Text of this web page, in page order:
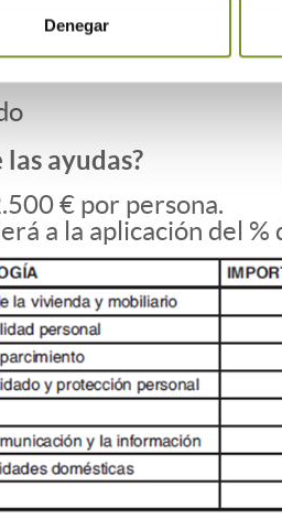
Denegar
ayudas?
€ por persona.
a la aplicación del